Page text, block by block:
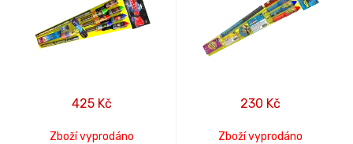
425 Kč
Zboží vyprodáno
230 Kč
Zboží vyprodáno